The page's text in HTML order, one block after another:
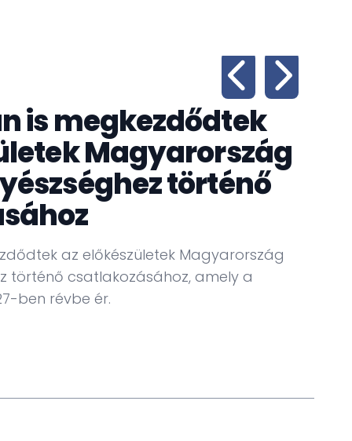
is megkezdődtek
Magyarország
történő
az előkészületek Magyarország
történő csatlakozásához, amely a
ben révbe ér.